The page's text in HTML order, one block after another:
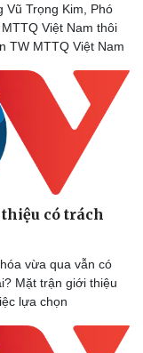
Vũ Trọng Kim, Phó
Việt Nam thôi
TW MTTQ Việt Nam
có trách
vừa qua vẫn có
Mặt trận giới thiệu
lựa chọn